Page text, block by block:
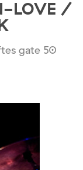
LOVE /
gate 50